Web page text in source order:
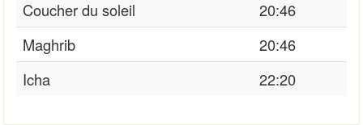
Coucher du soleil
20:46
Maghrib
20:46
Icha
22:20